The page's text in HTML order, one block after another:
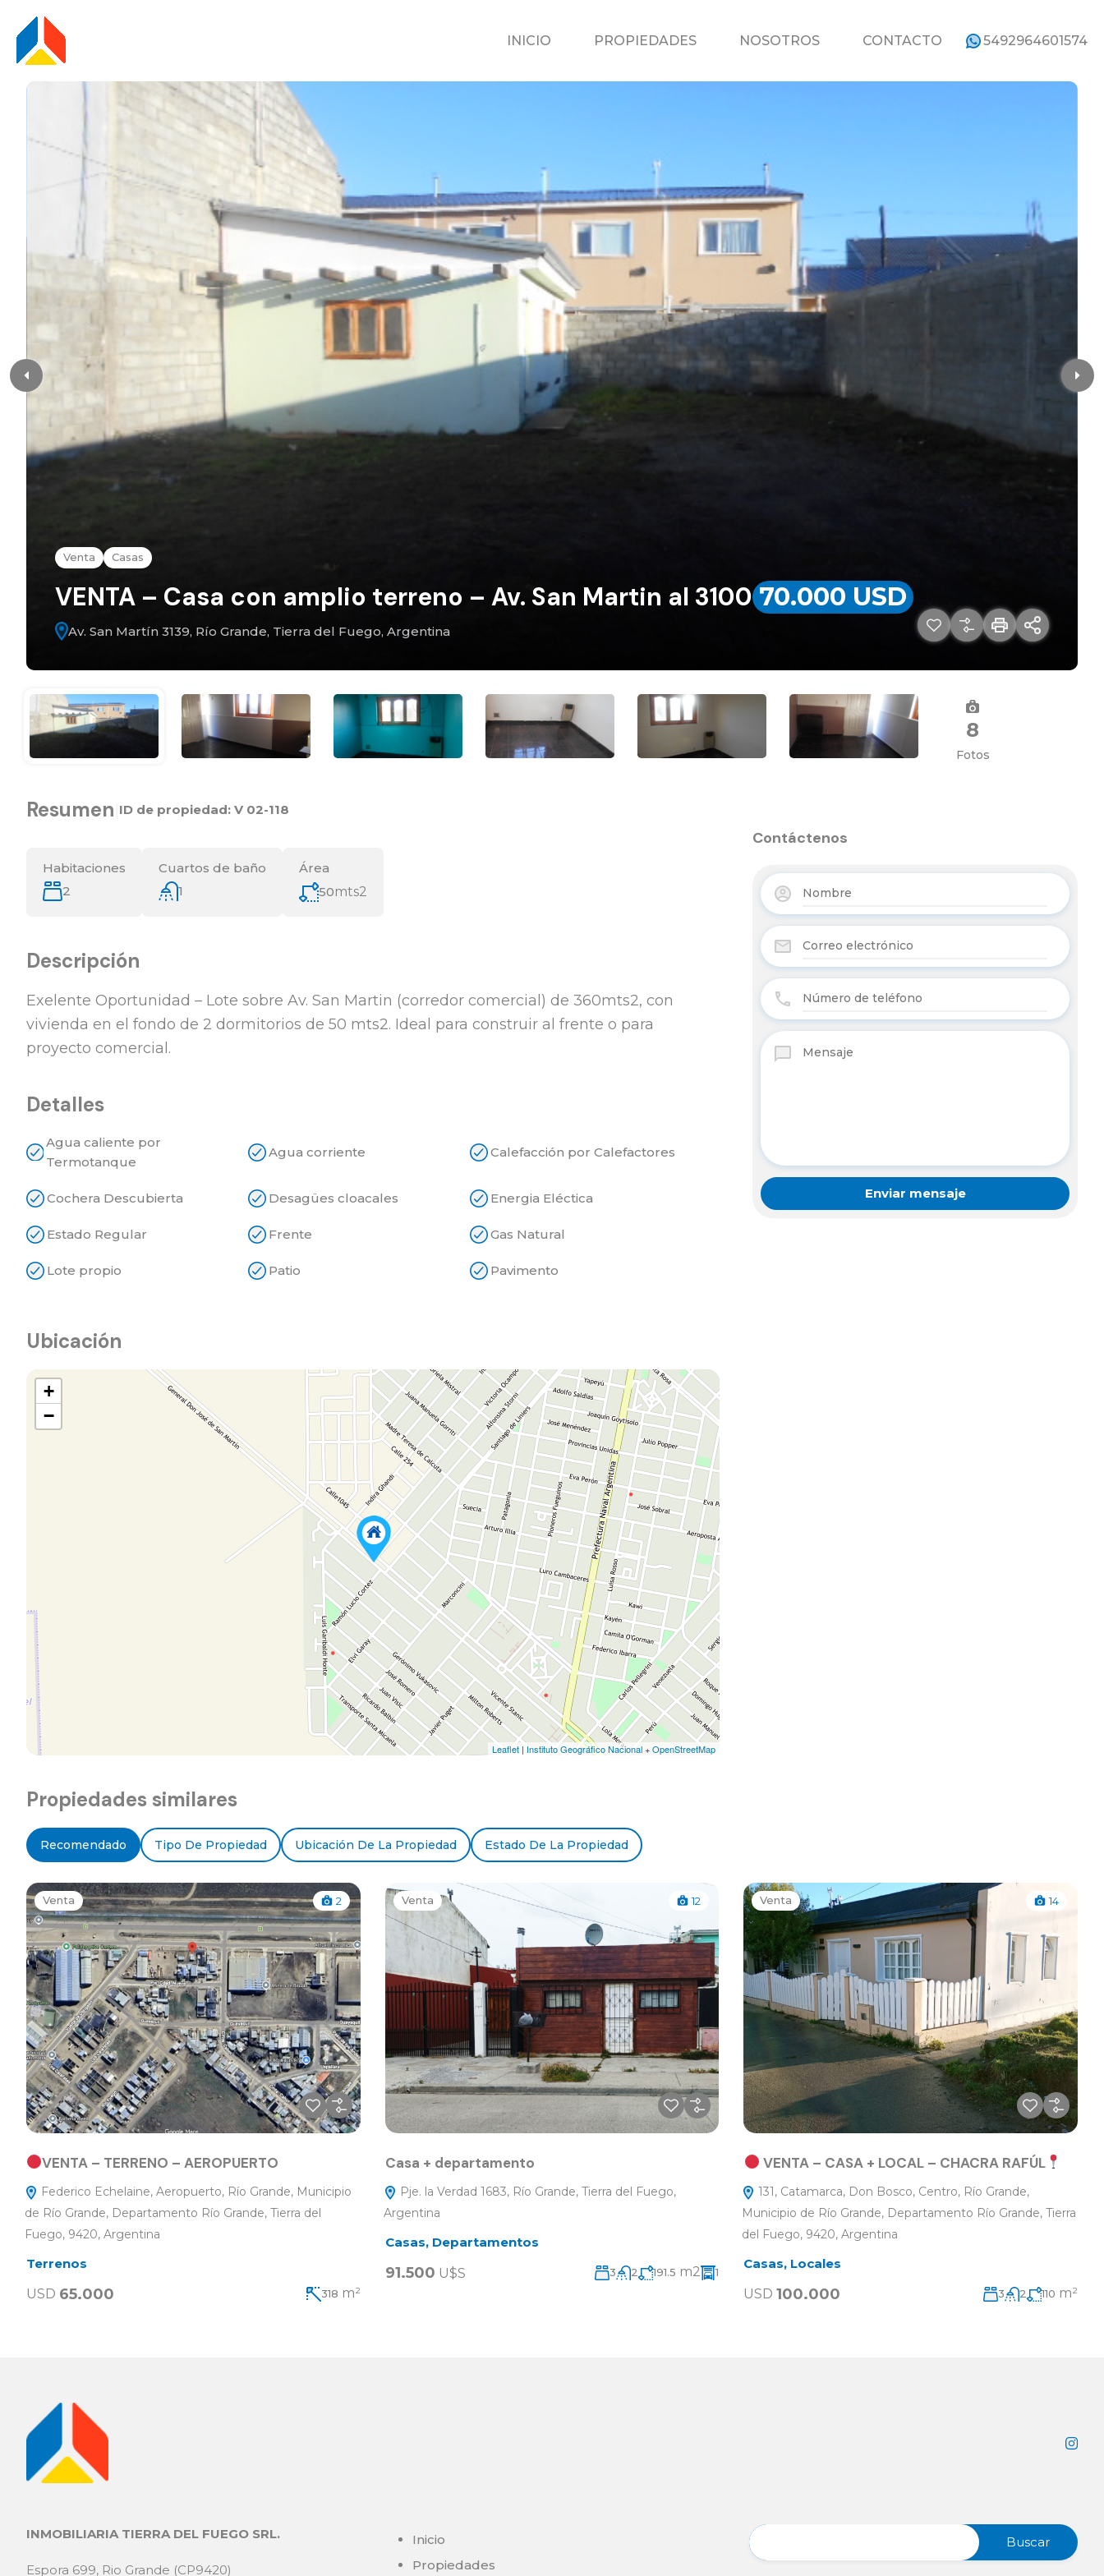
INICIO PROPIEDADES NOSOTROS CONTACTO
INICIO PROPIEDADES NOSOTROS CONTACTO 5492964601574
Venta Casas
VENTA – Casa con amplio terreno – Av. San Martin al 3100 70.000 USD
Av. San Martín 3139, Río Grande, Tierra del Fuego, Argentina
8
Fotos
Resumen ID de propiedad: V 02-118
Habitaciones
2
Cuartos de baño
1
Área
50mts2
Descripción
Exelente Oportunidad – Lote sobre Av. San Martin (corredor comercial) de 360mts2, con
vivienda en el fondo de 2 dormitorios de 50 mts2. Ideal para construir al frente o para
proyecto comercial.
Detalles
Agua caliente por
Termotanque
Agua corriente Calefacción por Calefactores
Cochera Descubierta Desagües cloacales Energia Eléctica
Estado Regular Frente Gas Natural
Lote propio Patio Pavimento
Ubicación
+
−
Leaflet | Instituto Geográfico Nacional+OpenStreetMap
Contáctenos
Propiedades similares
Recomendado Tipo De Propiedad Ubicación De La Propiedad Estado De La Propiedad
Venta 2
VENTA – TERRENO – AEROPUERTO
Federico Echelaine, Aeropuerto, Río Grande, Municipio
de Río Grande, Departamento Río Grande, Tierra del
Fuego, 9420, Argentina
Terrenos
USD 65.000 318 m²
Venta 12
Casa + departamento
Pje. la Verdad 1683, Río Grande, Tierra del Fuego,
Argentina
Casas, Departamentos
91.500 U$S 3 2 191.5 m2 1
Venta 14
VENTA – CASA + LOCAL – CHACRA RAFÚL
131, Catamarca, Don Bosco, Centro, Río Grande,
Municipio de Río Grande, Departamento Río Grande, Tierra
del Fuego, 9420, Argentina
Casas, Locales
USD 100.000 3 2 110 m²
INMOBILIARIA TIERRA DEL FUEGO SRL.
Espora 699, Rio Grande (CP9420)
Inicio
Propiedades